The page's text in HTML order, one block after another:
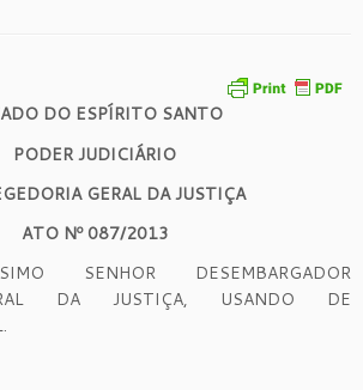
DO ESPÍRITO SANTO
PODER JUDICIÁRIO
GERAL DA JUSTIÇA
ATO Nº 087/2013
SENHOR DESEMBARGADOR
DA JUSTIÇA, USANDO DE